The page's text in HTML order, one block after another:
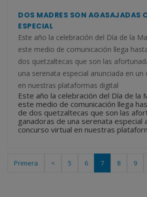
DOS MADRES SON AGASAJADAS
ESPECIAL
Este año la celebración del Día de la
este medio de comunicación llega
dos quetzaltecas que son las
una serenata especial anunciada en un
en nuestras plataformas digital
Este año la celebración del Día de la
este medio de comunicación llega
de dos quetzaltecas que son las
ganadoras de una serenata especial
concurso virtual en nuestras
Primera < 5 6 7 8 9